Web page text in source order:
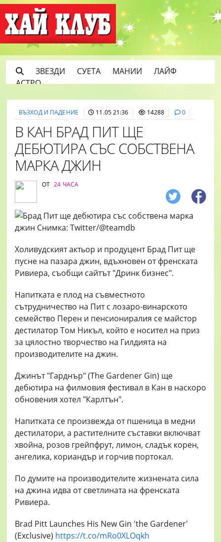
ЗВЕЗДИ СУЕТА МАНИИ
ЛАЙФ
АСТРО
ВЪЗХОД И ПАДЕНИЕ 11.05 21:36 14288 0
В КАН БРАД ПИТ ЩЕ
ДЕБЮТИРА СЪС СОБСТВЕНА
МАРКА ДЖИН
ОТ 24 ЧАСА
Холивудският актьор и продуцент Брад Пит ще
пусне на пазара джин, вдъхновен от френската
Ривиера, съобщи сайтът "Дринк бизнес".
Напитката е плод на съвместното
сътрудничество на Пит с лозаро-винарското
семейство Перен и пенсиониралия се майстор
дестилатор Том Никъл, който е носител на приз
за цялостно творчество на Гилдията на
производителите на джин.
Джинът "Гарднър" (The Gardener Gin) ще
дебютира на филмовия фестивал в Кан в наскоро
обновения хотел "Карлтън".
Напитката се произвежда от пшеница в медни
дестилатори, а растителните съставки включват
хвойна, розов грейпфрут, лимон, сладък корен,
ангелика, кориандър и горчив портокал.
По думите на производителите жизнената сила
на джина идва от светлината на френската
Ривиера.
Brad Pitt Launches His New Gin 'the Gardener'
(Exclusive) https://t.co/mRo0XLOqkh